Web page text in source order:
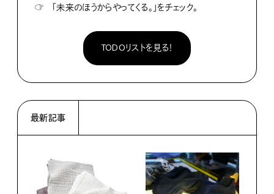
☞
「未来のほうからやってくる。」をチェック。
TODOリストを見る！
最新記事